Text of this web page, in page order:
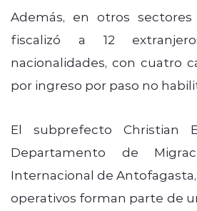
Además, en otros
fiscalizó a 12
nacionalidades, con cuatro
por ingreso por paso no
El subprefecto Christian
Departamento de
Internacional de
operativos forman parte de